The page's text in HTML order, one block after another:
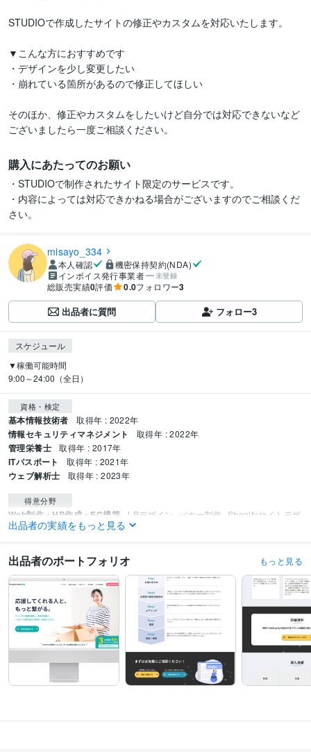
STUDIOで作成したサイトの修正やカスタムを対応いたします。
▼こんな方におすすめです
・デザインを少し変更したい
・崩れている箇所があるので修正してほしい
そのほか、修正やカスタムをしたいけど自分では対応できないなど
ございましたら一度ご相談ください。
購入にあたってのお願い
・STUDIOで制作されたサイト限定のサービスです。
・内容によっては対応できかねる場合がございますのでご相談くだ
さい。
misayo_334
本人確認
機密保持契約(NDA)
インボイス発行事業者
未登録
総販売実績0評価 0.0フォロワー3
出品者に質問 フォロー3
スケジュール
▼稼働可能時間
9:00～24:00（全日）
資格・検定
基本情報技術者 取得年 : 2022年
情報セキュリティマネジメント 取得年 : 2022年
管理栄養士 取得年 : 2017年
ITパスポート 取得年 : 2021年
ウェブ解析士 取得年 : 2023年
得意分野
Web制作・HP作成・EC構築 LPデザイン バナー制作
Shopifyサイトデザ
イン STUDIO実装
出品者の実績をもっと見る
出品者のポートフォリオ もっと見る